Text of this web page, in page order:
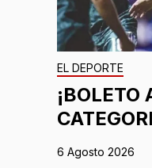
EL DEPORTE
6 Agosto 2026